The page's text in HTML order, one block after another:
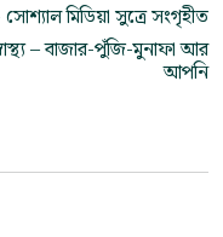
মিডিয়া সুত্রে সংগৃহীত
– বাজার-পুঁজি-মুনাফা আর
আপনি